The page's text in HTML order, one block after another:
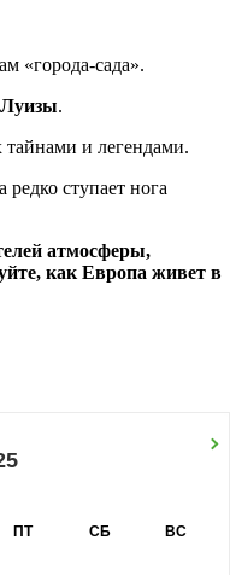
«города-сада».
.
тайнами и легендами.
редко ступает нога
атмосферы,
как Европа живет в
ПТ СБ ВС